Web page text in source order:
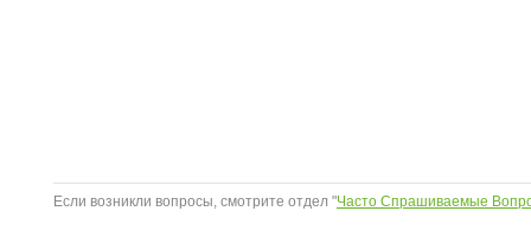
Если возникли вопросы, смотрите отдел "Часто Спрашиваемые